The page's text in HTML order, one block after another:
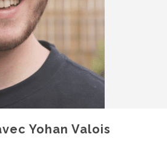
Yohan Valois